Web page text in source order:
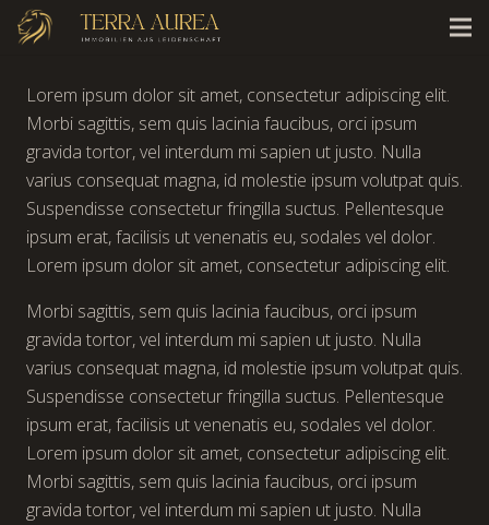
Lorem ipsum dolor sit amet, consectetur adipiscing elit.
Morbi sagittis, sem quis lacinia faucibus, orci ipsum
gravida tortor, vel interdum mi sapien ut justo. Nulla
varius consequat magna, id molestie ipsum volutpat quis.
Suspendisse consectetur fringilla suctus. Pellentesque
ipsum erat, facilisis ut venenatis eu, sodales vel dolor.
Lorem ipsum dolor sit amet, consectetur adipiscing elit.
Morbi sagittis, sem quis lacinia faucibus, orci ipsum
gravida tortor, vel interdum mi sapien ut justo. Nulla
varius consequat magna, id molestie ipsum volutpat quis.
Suspendisse consectetur fringilla suctus. Pellentesque
ipsum erat, facilisis ut venenatis eu, sodales vel dolor.
Lorem ipsum dolor sit amet, consectetur adipiscing elit.
Morbi sagittis, sem quis lacinia faucibus, orci ipsum
gravida tortor, vel interdum mi sapien ut justo. Nulla